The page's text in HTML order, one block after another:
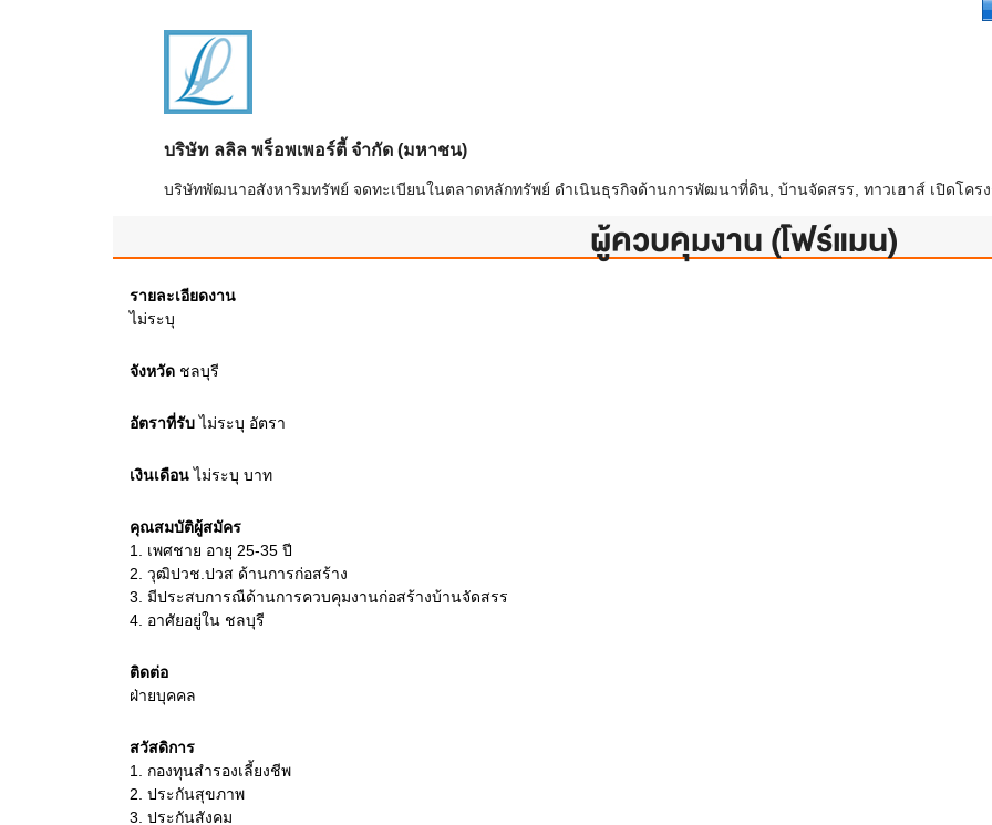
บริษัท ลลิล พร็อพเพอร์ตี้ จำกัด (มหาชน)
บริษัทพัฒนาอสังหาริมทรัพย์ จดทะเบียนในตลาดหลักทรัพย์ ดำเนินธุรกิจด้านการพัฒนาที่ดิน, บ้านจัดสรร, ทาวเฮาส์ เปิดโครง
ผู้ควบคุมงาน (โฟร์แมน)
รายละเอียดงาน
ไม่ระบุ
จังหวัด ชลบุรี
อัตราที่รับไม่ระบุ อัตรา
เงินเดือนไม่ระบุ บาท
คุณสมบัติผู้สมัคร
1.
เพศชาย อายุ 25-35 ปี
2. วุฒิปวช.ปวส ด้านการก่อสร้าง
3. มีประสบการณืด้านการควบคุมงานก่อสร้างบ้านจัดสรร
4. อาศัยอยู่ใน ชลบุรี
ติดต่อ
ฝ่ายบุคคล
สวัสดิการ
1. กองทุนสำรองเลี้ยงชีพ
2. ประกันสุขภาพ
3. ประกันสังคม